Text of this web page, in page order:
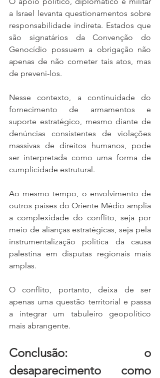
a Israel levanta questionamentos sobre
responsabilidade indireta. Estados que
são signatários da Convenção do
Genocídio possuem a obrigação não
apenas de não cometer tais atos, mas
de preveni-los.
Nesse contexto, a continuidade do
fornecimento de armamentos e
suporte estratégico, mesmo diante de
denúncias consistentes de violações
massivas de direitos humanos, pode
ser interpretada como uma forma de
cumplicidade estrutural.
Ao mesmo tempo, o envolvimento de
outros países do Oriente Médio amplia
a complexidade do conflito, seja por
meio de alianças estratégicas, seja pela
instrumentalização política da causa
palestina em disputas regionais mais
amplas.
O conflito, portanto, deixa de ser
apenas uma questão territorial e passa
a integrar um tabuleiro geopolítico
mais abrangente.
Conclusão: o
desaparecimento como